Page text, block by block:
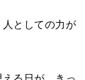
としての力が